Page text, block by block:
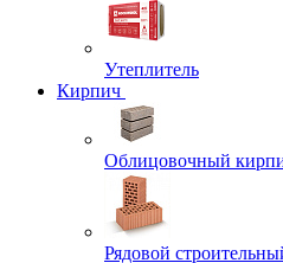
Утеплитель
Кирпич
Облицовочный
Рядовой